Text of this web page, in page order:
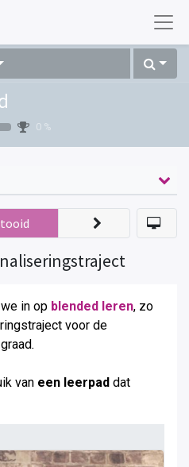
0 %
in op blended leren, zo
voor de
.
van een leerpad dat